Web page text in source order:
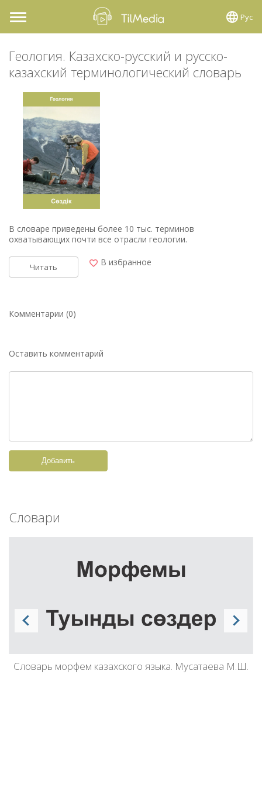
Toggle
navigation
Рус
Геология. Казахско-русский и русско-
казахский терминологический словарь
В словаре приведены более 10 тыс. терминов
охватывающих почти все отрасли геологии.
Читать В избранное
Комментарии (0)
Оставить комментарий
Добавить
Словари
Словарь морфем казахского языка. Мусатаева М.Ш.